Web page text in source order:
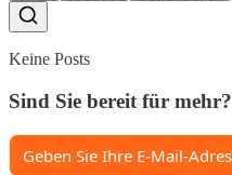
Keine Posts
Sind Sie bereit für mehr?